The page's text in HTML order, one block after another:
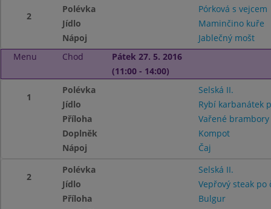
2
Polévka
Pórková s vejcem
Jídlo
Maminčino kuře
Nápoj
Jablečný mošt
Menu
Chod
Pátek 27. 5. 2016
(11:00 - 14:00)
1
Polévka
Selská II.
Jídlo
Rybí karbanátek
Příloha
Vařené
Doplněk
Kompot
Nápoj
Čaj
2
Polévka
Selská II.
Jídlo
Vepřový steak po
Příloha
Bulgur